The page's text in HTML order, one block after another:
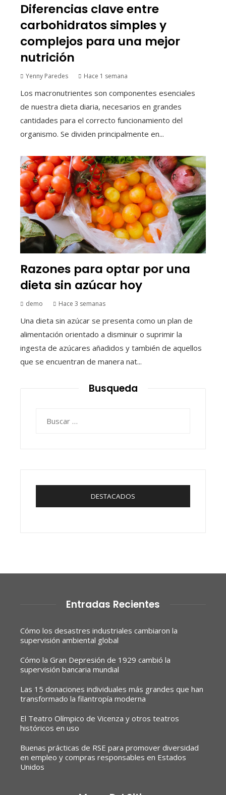
Diferencias clave entre
carbohidratos simples y
complejos para una mejor
nutrición
Yenny Paredes Hace 1 semana
Los macronutrientes son componentes esenciales
de nuestra dieta diaria, necesarios en grandes
cantidades para el correcto funcionamiento del
organismo. Se dividen principalmente en...
Razones para optar por una
dieta sin azúcar hoy
demo Hace 3 semanas
Una dieta sin azúcar se presenta como un plan de
alimentación orientado a disminuir o suprimir la
ingesta de azúcares añadidos y también de aquellos
que se encuentran de manera nat...
Busqueda
DESTACADOS
Entradas Recientes
Cómo los desastres industriales cambiaron la
supervisión ambiental global
Cómo la Gran Depresión de 1929 cambió la
supervisión bancaria mundial
Las 15 donaciones individuales más grandes que han
transformado la filantropía moderna
El Teatro Olímpico de Vicenza y otros teatros
históricos en uso
Buenas prácticas de RSE para promover diversidad
en empleo y compras responsables en Estados
Unidos